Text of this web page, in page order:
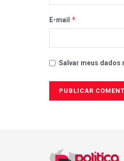
E-mail *
Salvar meus dados